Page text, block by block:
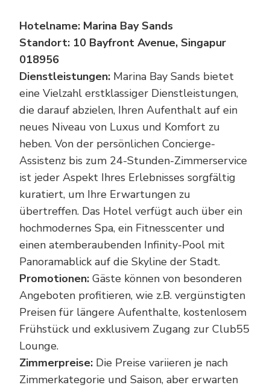
Hotelname: Marina Bay Sands
Standort: 10 Bayfront Avenue, Singapur
018956
Dienstleistungen: Marina Bay Sands bietet
eine Vielzahl erstklassiger Dienstleistungen,
die darauf abzielen, Ihren Aufenthalt auf ein
neues Niveau von Luxus und Komfort zu
heben. Von der persönlichen Concierge-
Assistenz bis zum 24-Stunden-Zimmerservice
ist jeder Aspekt Ihres Erlebnisses sorgfältig
kuratiert, um Ihre Erwartungen zu
übertreffen. Das Hotel verfügt auch über ein
hochmodernes Spa, ein Fitnesscenter und
einen atemberaubenden Infinity-Pool mit
Panoramablick auf die Skyline der Stadt.
Promotionen: Gäste können von besonderen
Angeboten profitieren, wie z.B. vergünstigten
Preisen für längere Aufenthalte, kostenlosem
Frühstück und exklusivem Zugang zur Club55
Lounge.
Zimmerpreise: Die Preise variieren je nach
Zimmerkategorie und Saison, aber erwarten